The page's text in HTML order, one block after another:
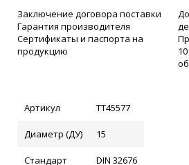
Заключение договора поставки
Гарантия производителя
Сертификаты и паспорта на
продукцию
Артикул ТТ45577
Диаметр (ДУ) 15
Стандарт DIN 32676